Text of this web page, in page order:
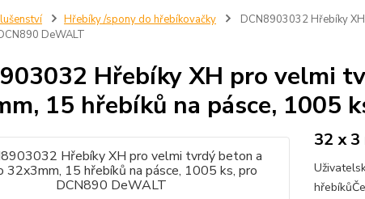
Hřebíky /spony do hřebíkovačky
DCN8903032 Hřebíky
DeWALT
Hřebíky XH pro velmi
15 hřebíků na pásce, 1005
32 x 3